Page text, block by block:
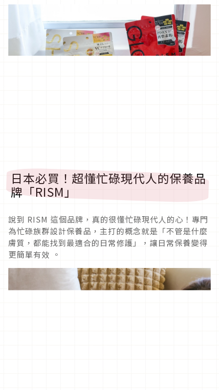
日本必買！超懂忙碌現代人的保養品
牌「RISM」
說到 RISM 這個品牌，真的很懂忙碌現代人的心！專門
為忙碌族群設計保養品，主打的概念就是「不管是什麼
膚質，都能找到最適合的日常修護」，讓日常保養變得
更簡單有效 。